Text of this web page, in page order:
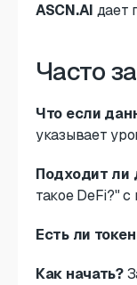
ASCN.AI дает
Часто
Что если
указывает
Подходит ли
такое DeFi?"
Есть ли
Как начать?